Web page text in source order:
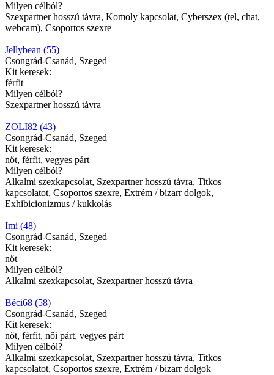
Milyen célból?
Szexpartner hosszú távra, Komoly kapcsolat, Cyberszex (tel, chat,
webcam), Csoportos szexre
Jellybean (55)
Csongrád-Csanád, Szeged
Kit keresek:
férfit
Milyen célból?
Szexpartner hosszú távra
ZOLI82 (43)
Csongrád-Csanád, Szeged
Kit keresek:
nőt, férfit, vegyes párt
Milyen célból?
Alkalmi szexkapcsolat, Szexpartner hosszú távra, Titkos
kapcsolatot, Csoportos szexre, Extrém / bizarr dolgok,
Exhibicionizmus / kukkolás
Imi (48)
Csongrád-Csanád, Szeged
Kit keresek:
nőt
Milyen célból?
Alkalmi szexkapcsolat, Szexpartner hosszú távra
Béci68 (58)
Csongrád-Csanád, Szeged
Kit keresek:
nőt, férfit, női párt, vegyes párt
Milyen célból?
Alkalmi szexkapcsolat, Szexpartner hosszú távra, Titkos
kapcsolatot, Csoportos szexre, Extrém / bizarr dolgok